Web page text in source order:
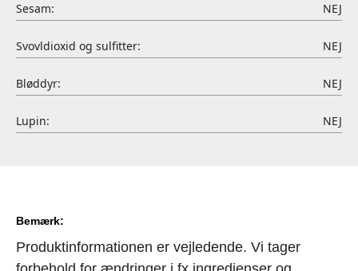
Sesam: NEJ
Svovldioxid og sulfitter: NEJ
Bløddyr: NEJ
Lupin: NEJ
Bemærk:
Produktinformationen er vejledende. Vi tager